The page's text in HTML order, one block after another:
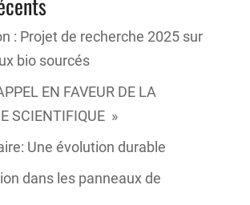
: Projet de recherche 2025 sur
bio sourcés
EN FAVEUR DE LA
SCIENTIFIQUE »
Une évolution durable
dans les panneaux de